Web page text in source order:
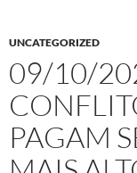
UNCATEGORIZED
09/10/
PAGAM